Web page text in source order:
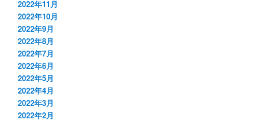
2022年11月
2022年10月
2022年9月
2022年8月
2022年7月
2022年6月
2022年5月
2022年4月
2022年3月
2022年2月